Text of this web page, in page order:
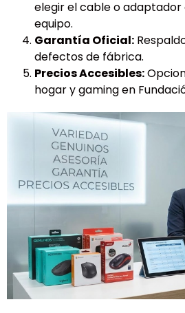
elegir el cable o
equipo.
Garantía Oficial:
defectos de fábrica.
Precios Accesibles:
hogar y gaming en